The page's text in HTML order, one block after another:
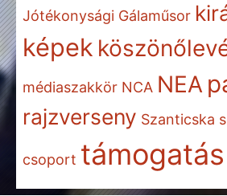
Jótékonysági Gálaműsor
képek
médiaszakkör NCA NEA
rajzverseny Szanticska
csoport támogatás